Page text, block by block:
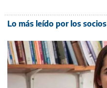
Lo más leído por los socios